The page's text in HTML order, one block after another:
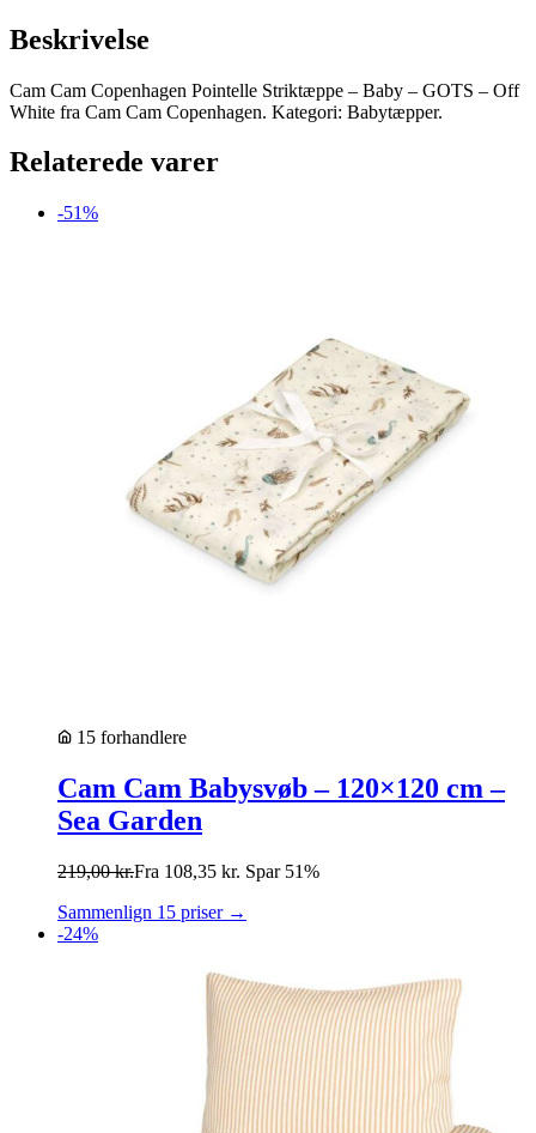
Beskrivelse
Cam Cam Copenhagen Pointelle Striktæppe – Baby – GOTS – Off
White fra Cam Cam Copenhagen. Kategori: Babytæpper.
Relaterede varer
-51%
15 forhandlere
Cam Cam Babysvøb – 120×120 cm –
Sea Garden
219,00kr.Fra 108,35 kr. Spar 51%
Sammenlign 15 priser →
-24%